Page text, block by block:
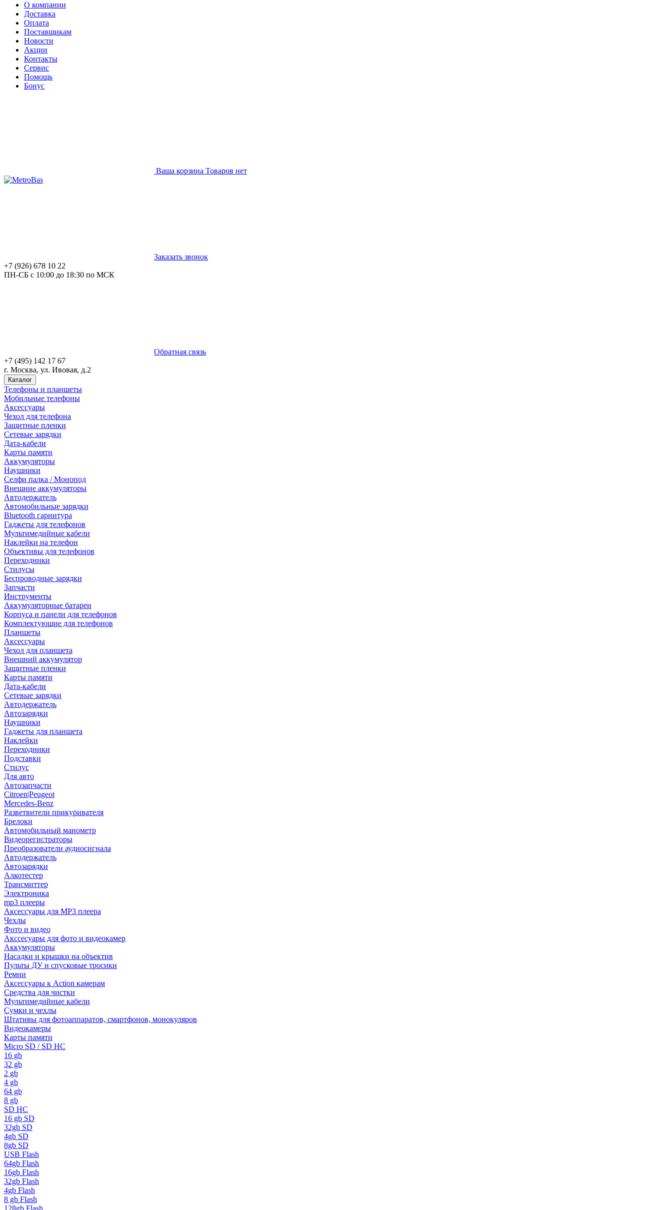
О компании
Доставка
Оплата
Поставщикам
Новости
Акции
Контакты
Сервис
Помощь
Бонус
Ваша корзина Товаров нет
Заказать звонок
+7 (926) 678 10 22
ПН-СБ с 10:00 до 18:30 по МСК
Обратная связь
+7 (495) 142 17 67
г. Москва, ул. Ивовая, д.2
Каталог
Телефоны и планшеты
Мобильные телефоны
Аксессуары
Чехол для телефона
Защитные пленки
Сетевые зарядки
Дата-кабели
Карты памяти
Аккумуляторы
Наушники
Селфи палка / Монопод
Внешние аккумуляторы
Автодержатель
Автомобильные зарядки
Bluetooth гарнитура
Гаджеты для телефонов
Мультимедийные кабели
Наклейки на телефон
Объективы для телефонов
Переходники
Стилусы
Беспроводные зарядки
Запчасти
Инструменты
Аккумуляторные батареи
Корпуса и панели для телефонов
Комплектующие для телефонов
Планшеты
Аксессуары
Чехол для планшета
Внешний аккумулятор
Защитные пленки
Карты памяти
Дата-кабели
Сетевые зарядки
Автодержатель
Автозарядки
Наушники
Гаджеты для планшета
Наклейки
Переходники
Подставки
Стилус
Для авто
Автозапчасти
Citroen|Peugeot
Mercedes-Benz
Разветвители прикуривателя
Брелоки
Автомобильный манометр
Видеорегистраторы
Преобразователи аудиосигнала
Автодержатель
Автозарядки
Алкотестер
Трансмиттер
Электроника
mp3 плееры
Аксессуары для MP3 плеера
Чехлы
Фото и видео
Акссесуары для фото и видеокамер
Аккумуляторы
Насадки и крышки на объектив
Пульты ДУ и спусковые тросики
Ремни
Аксессуары к Action камерам
Средства для чистки
Мультимедийные кабели
Сумки и чехлы
Штативы для фотоаппаратов, смартфонов, монокуляров
Видеокамеры
Карты памяти
Micro SD / SD HC
16 gb
32 gb
2 gb
4 gb
64 gb
8 gb
SD HC
16 gb SD
32gb SD
4gb SD
8gb SD
USB Flash
64gb Flash
16gb Flash
32gb Flash
4gb Flash
8 gb Flash
128gb Flash